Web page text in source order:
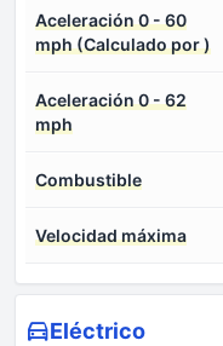
Aceleración 0 - 60
mph (Calculado por )
Aceleración 0 - 62
mph
Combustible
Velocidad máxima
Eléctrico